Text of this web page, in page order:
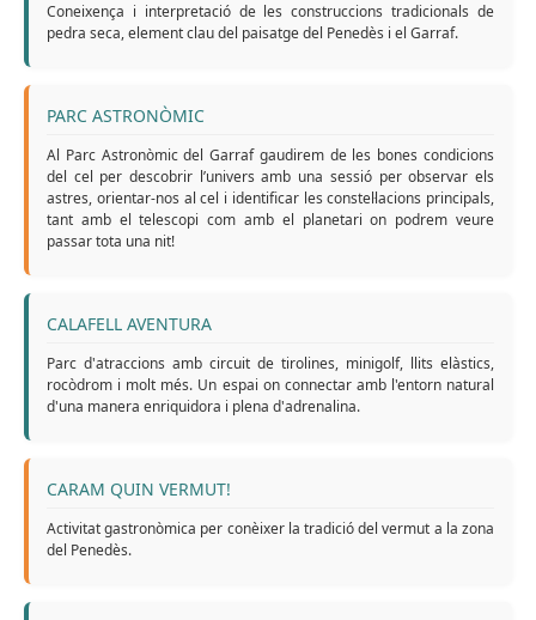
Coneixença i interpretació de les construccions tradicionals de
pedra seca, element clau del paisatge del Penedès i el Garraf.
PARC ASTRONÒMIC
Al Parc Astronòmic del Garraf gaudirem de les bones condicions
del cel per descobrir l’univers amb una sessió per observar els
astres, orientar-nos al cel i identificar les constel·lacions principals,
tant amb el telescopi com amb el planetari on podrem veure
passar tota una nit!
CALAFELL AVENTURA
Parc d'atraccions amb circuit de tirolines, minigolf, llits elàstics,
rocòdrom i molt més. Un espai on connectar amb l'entorn natural
d'una manera enriquidora i plena d'adrenalina.
CARAM QUIN VERMUT!
Activitat gastronòmica per conèixer la tradició del vermut a la zona
del Penedès.